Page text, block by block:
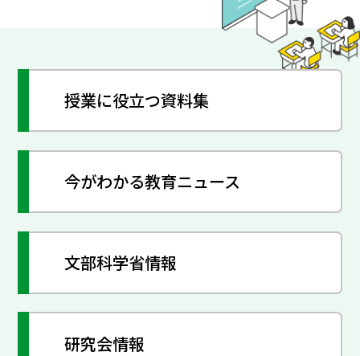
授業に役立つ資料集
今がわかる教育ニュース
文部科学省情報
研究会情報